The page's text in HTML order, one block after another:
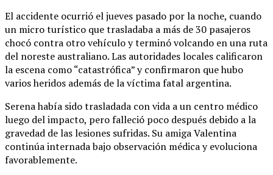
El accidente ocurrió el jueves pasado por la noche, cuando
un micro turístico que trasladaba a más de 30 pasajeros
chocó contra otro vehículo y terminó volcando en una ruta
del noreste australiano. Las autoridades locales calificaron
la escena como “catastrófica” y confirmaron que hubo
varios heridos además de la víctima fatal argentina.
Serena había sido trasladada con vida a un centro médico
luego del impacto, pero falleció poco después debido a la
gravedad de las lesiones sufridas. Su amiga Valentina
continúa internada bajo observación médica y evoluciona
favorablemente.